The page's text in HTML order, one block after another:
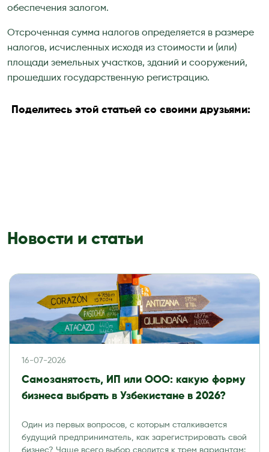
обеспечения залогом.
Отсроченная сумма налогов определяется в размере
налогов, исчисленных исходя из стоимости и (или)
площади земельных участков, зданий и сооружений,
прошедших государственную регистрацию.
Поделитесь этой статьей со своими друзьями:
Новости и статьи
16-07-2026
Самозанятость, ИП или ООО: какую форму
бизнеса выбрать в Узбекистане в 2026?
Один из первых вопросов, с которым сталкивается
будущий предприниматель, как зарегистрировать свой
бизнес? Чаще всего выбор сводится к трем вариантам: